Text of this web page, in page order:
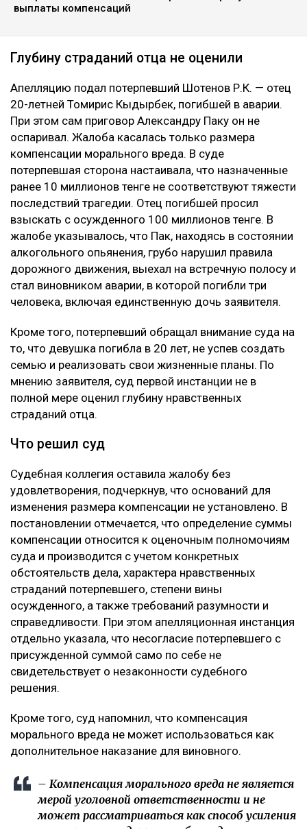
выплаты компенсаций
Глубину страданий отца не оценили
Апелляцию подал потерпевший Шотенов Р.К. — отец
20-летней Томирис Кыдырбек, погибшей в аварии.
При этом сам приговор Александру Паку он не
оспаривал. Жалоба касалась только размера
компенсации морального вреда. В суде
потерпевшая сторона настаивала, что назначенные
ранее 10 миллионов тенге не соответствуют тяжести
последствий трагедии. Отец погибшей просил
взыскать с осужденного 100 миллионов тенге. В
жалобе указывалось, что Пак, находясь в состоянии
алкогольного опьянения, грубо нарушил правила
дорожного движения, выехал на встречную полосу и
стал виновником аварии, в которой погибли три
человека, включая единственную дочь заявителя.
Кроме того, потерпевший обращал внимание суда на
то, что девушка погибла в 20 лет, не успев создать
семью и реализовать свои жизненные планы. По
мнению заявителя, суд первой инстанции не в
полной мере оценил глубину нравственных
страданий отца.
Что решил суд
Судебная коллегия оставила жалобу без
удовлетворения, подчеркнув, что оснований для
изменения размера компенсации не установлено. В
постановлении отмечается, что определение суммы
компенсации относится к оценочным полномочиям
суда и производится с учетом конкретных
обстоятельств дела, характера нравственных
страданий потерпевшего, степени вины
осужденного, а также требований разумности и
справедливости. При этом апелляционная инстанция
отдельно указала, что несогласие потерпевшего с
присужденной суммой само по себе не
свидетельствует о незаконности судебного
решения.
Кроме того, суд напомнил, что компенсация
морального вреда не может использоваться как
дополнительное наказание для виновного.
– Компенсация морального вреда не является
мерой уголовной ответственности и не
может рассматриваться как способ усиления